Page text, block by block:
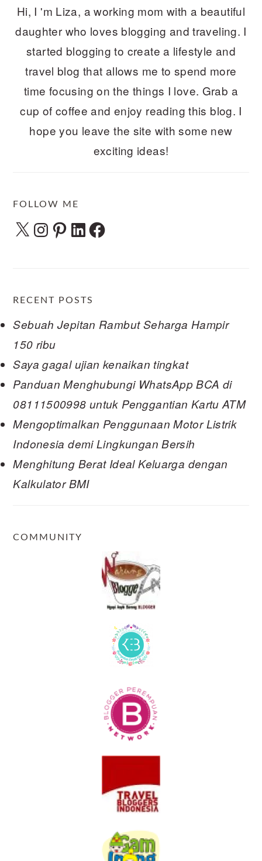
Hi, I 'm Liza, a working mom with a beautiful
daughter who loves blogging and traveling. I
started blogging to create a lifestyle and
travel blog that allows me to spend more
time focusing on the things I love. Grab a
cup of coffee and enjoy reading this blog. I
hope you leave the site with some new
exciting ideas!
FOLLOW ME
X Instagram
Pinterest
LinkedInFacebook
RECENT POSTS
Sebuah Jepitan Rambut Seharga Hampir
150 ribu
Saya gagal ujian kenaikan tingkat
Panduan Menghubungi WhatsApp BCA di
08111500998 untuk Penggantian Kartu ATM
Mengoptimalkan Penggunaan Motor Listrik
Indonesia demi Lingkungan Bersih
Menghitung Berat Ideal Keluarga dengan
Kalkulator BMI
COMMUNITY